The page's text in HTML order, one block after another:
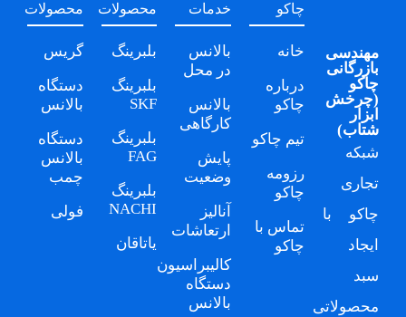
مهندسی
بازرگانی
چاکو
(چرخش
ابزار
شتاب)
شبکه
تجاری
چاکو با
ایجاد
سبد
محصولاتی
چاکو
خانه
درباره
چاکو
تیم چاکو
رزومه
چاکو
تماس با
چاکو
خدمات
بالانس
در محل
بالانس
کارگاهی
پایش
وضعیت
آنالیز
ارتعاشات
کالیبراسیون
دستگاه
بالانس
محصولات
بلبرینگ
بلبرینگ
SKF
بلبرینگ
FAG
بلبرینگ
NACHI
یاتاقان
محصولات
گریس
دستگاه
بالانس
دستگاه
بالانس
چمب
فولی